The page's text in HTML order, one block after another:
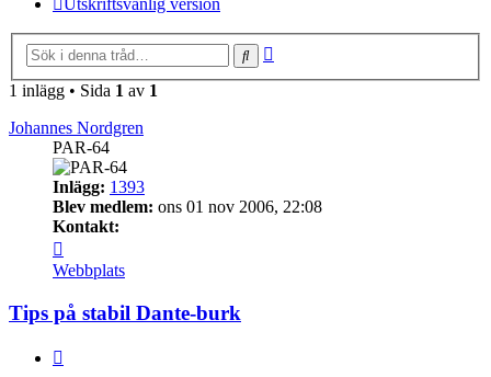
Utskriftsvänlig version
Sök
1 inlägg • Sida 1 av 1
Johannes Nordgren
PAR-64
Inlägg: 1393
Blev medlem: ons 01 nov 2006, 22:08
Kontakt:
Johannes
Nordgren
Webbplats
Tips på stabil Dante-burk